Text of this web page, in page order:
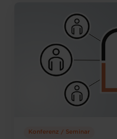
Konferenz / Seminar